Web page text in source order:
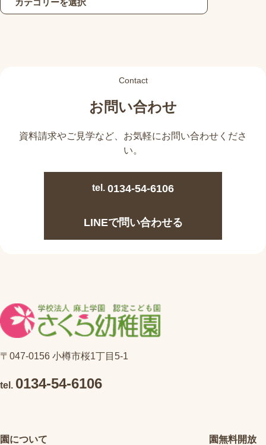
Contact
お問い合わせ
資料請求やご見学など、 お気軽にお問い合わせくださ
い。
tel. 0134-54-6106
LINEで問い合わせる
〒047-0156 小樽市桜1丁目5-1
tel. 0134-54-6106
園について 園無料開放